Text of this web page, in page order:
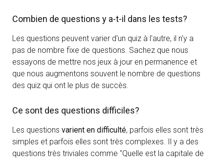
Combien de questions y a-t-il dans les tests?
Les questions peuvent varier d'un quiz à l'autre, il n'y a
pas de nombre fixe de questions. Sachez que nous
essayons de mettre nos jeux à jour en permanence et
que nous augmentons souvent le nombre de questions
des quiz qui ont le plus de succès.
Ce sont des questions difficiles?
Les questions varient en difficulté, parfois elles sont très
simples et parfois elles sont très complexes. Il y a des
questions très triviales comme "Quelle est la capitale de